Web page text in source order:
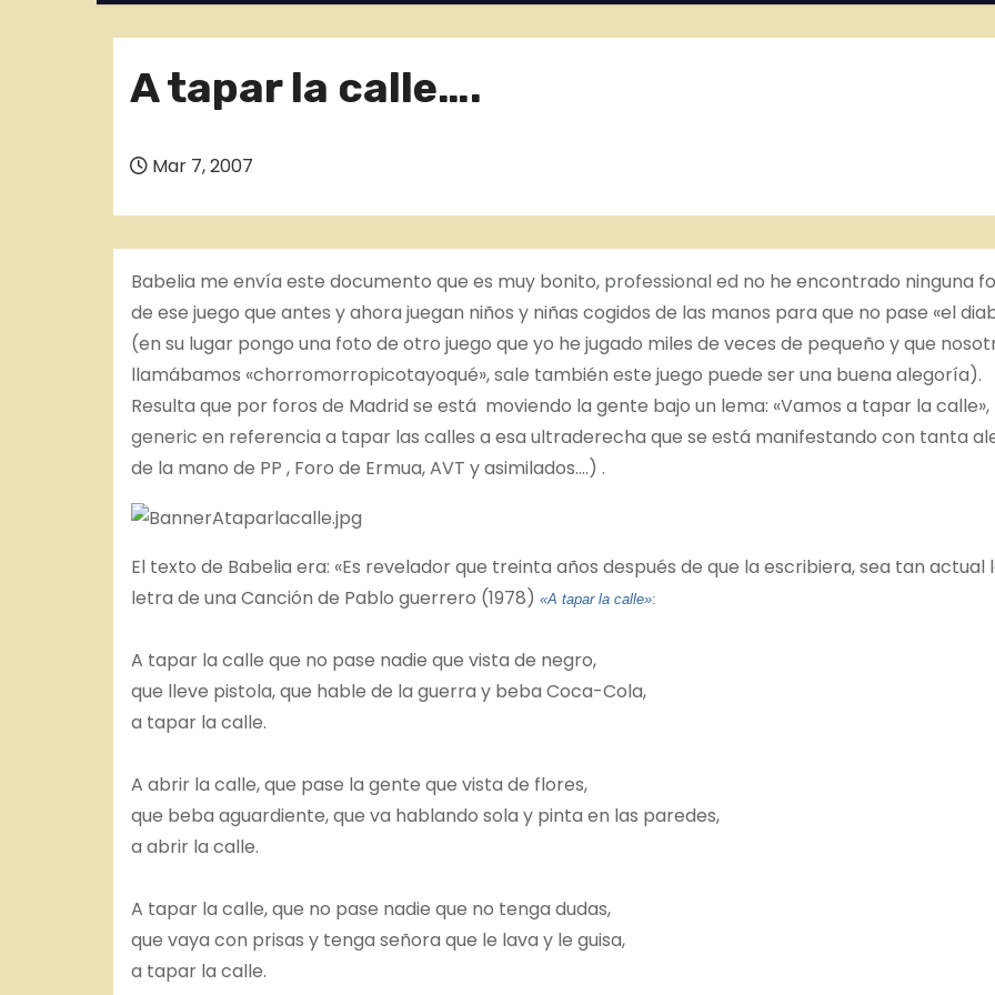
A tapar la calle….
Mar 7, 2007
Babelia me envía este documento que es muy bonito, professional ed no he encontrado ninguna
de ese juego que antes y ahora juegan niños y niñas cogidos de las manos para que no pase «el
(en su lugar pongo una foto de otro juego que yo he jugado miles de veces de pequeño y que
llamábamos «chorromorropicotayoqué»,sale también este juego puede ser una buena alegoría).
Resulta que por foros de Madrid se está moviendo la gente bajo un lema: «Vamos a tapar la calle»,
generic en referencia a tapar las calles a esa ultraderecha que se está manifestando con tanta
de la mano de PP , Foro de Ermua, AVT y asimilados….) .
El texto de Babelia era: «Es revelador que treinta años después de que la escribiera, sea tan actual
letra de una Canción de Pablo guerrero (1978) «A tapar la calle»:
A tapar la calle que no pase nadie que vista de negro,
que lleve pistola, que hable de la guerra y beba Coca-Cola,
a tapar la calle.
A abrir la calle, que pase la gente que vista de flores,
que beba aguardiente, que va hablando sola y pinta en las paredes,
a abrir la calle.
A tapar la calle, que no pase nadie que no tenga dudas,
que vaya con prisas y tenga señora que le lava y le guisa,
a tapar la calle.